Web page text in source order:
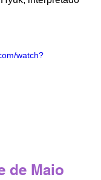
watch?
de Maio